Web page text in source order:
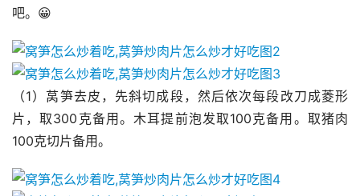
吧。😀
（1）莴笋去皮，先斜切成段，然后依次每段改刀成菱形
片，取300克备用。木耳提前泡发取100克备用。取猪肉
100克切片备用。